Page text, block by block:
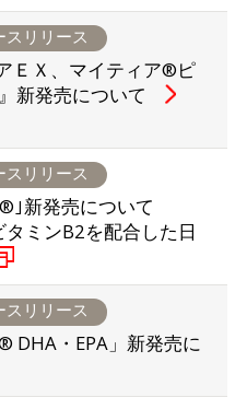
スリリース
ＥＸ、マイティア®ピ
新発売について
スリリース
｣新発売について
ミンB2を配合した日
スリリース
DHA・EPA」新発売に